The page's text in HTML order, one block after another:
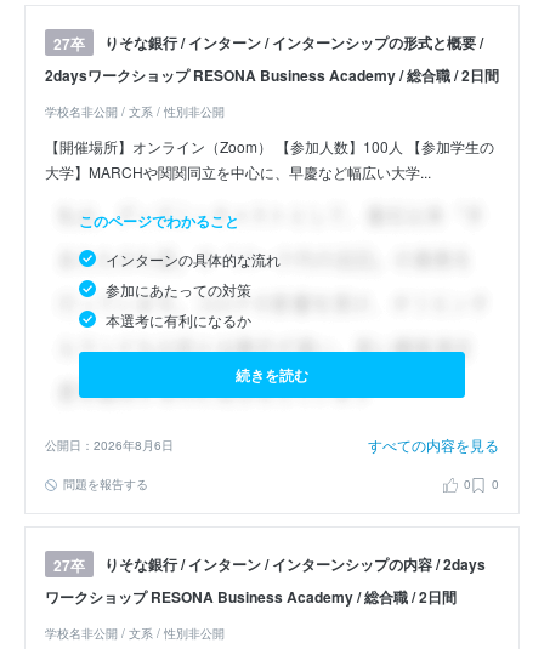
27卒
りそな銀行 / インターン / インターンシップの形式と概要 /
2daysワークショップ RESONA Business Academy / 総合職 / 2日間
学校名非公開 / 文系 / 性別非公開
【開催場所】オンライン（Zoom） 【参加人数】100人 【参加学生の
大学】MARCHや関関同立を中心に、早慶など幅広い大学...
このページでわかること
インターンの具体的な流れ
参加にあたっての対策
本選考に有利になるか
続きを読む
公開日：2026年8月6日 すべての内容を見る
問題を報告する 0 0
27卒
りそな銀行 / インターン / インターンシップの内容 / 2days
ワークショップ RESONA Business Academy / 総合職 / 2日間
学校名非公開 / 文系 / 性別非公開